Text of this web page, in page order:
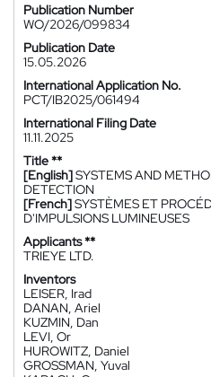
Publication Number
WO/2026/099834
Publication Date
15.05.2026
International Application No.
PCT/IB2025/061494
International Filing Date
11.11.2025
Title **
[English]SYSTEMS AND
DETECTION
[French]SYSTÈMES ET
D'IMPULSIONS LUMINEUSES
Applicants **
TRIEYE LTD.
Inventors
LEISER, Irad
DANAN, Ariel
KUZMIN, Dan
LEVI, Or
HUROWITZ, Daniel
GROSSMAN, Yuval